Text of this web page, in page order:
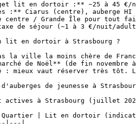
lit en dortoir :** ~25 à 45 €/
:** Ciarus (centre), auberge HI
/ Grande Île pour tout
de séjour (~1 à 3 €/nuit/
lit en dortoir à Strasbourg ?
la ville la moins chère de
de Noël** (de fin
: mieux vaut réserver très
de jeunesse à
actives à Strasbourg (juillet
Quartier | Lit en dortoir